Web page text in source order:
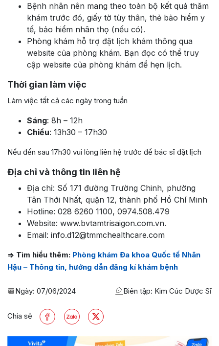
Bệnh nhân nên mang theo toàn bộ kết quả thăm
khám trước đó, giấy tờ tùy thân, thẻ bảo hiểm y
tế, bảo hiểm nhân thọ (nếu có).
Phòng khám hỗ trợ đặt lịch khám thông qua
website của phòng khám. Bạn đọc có thể truy
cập website của phòng khám để hẹn lịch.
Thời gian làm việc
Làm việc tất cả các ngày trong tuần
Sáng: 8h – 12h
Chiều: 13h30 – 17h30
Nếu đến sau 17h30 vui lòng liên hệ trước để bác sĩ đặt lịch
Địa chỉ và thông tin liên hệ
Địa chỉ: Số 171 đường Trường Chinh, phường
Tân Thới Nhất, quận 12, thành phố Hồ Chí Minh
Hotline: 028 6260 1100, 0974.508.479
Website: www.bvtamtrisaigon.com.vn.
Email: info.d12@tmmchealthcare.com
=> Tìm hiểu thêm: Phòng khám Đa khoa Quốc tế Nhân
Hậu – Thông tin, hướng dẫn đăng kí khám bệnh
Ngày: 07/06/2024 Biên tập: Kim Cúc Dược Sĩ
Chia sẻ